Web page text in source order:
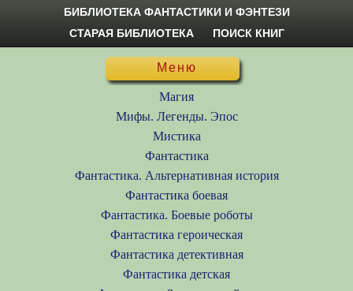
БИБЛИОТЕКА ФАНТАСТИКИ И ФЭНТЕЗИ
СТАРАЯ БИБЛИОТЕКА
ПОИСК КНИГ
Меню
Магия
Мифы. Легенды. Эпос
Мистика
Фантастика
Фантастика. Альтернативная история
Фантастика боевая
Фантастика. Боевые роботы
Фантастика героическая
Фантастика детективная
Фантастика детская